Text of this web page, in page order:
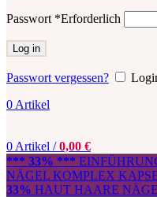
Passwort *Erforderlich
Log in
Passwort vergessen?
0 Artikel
0 Artikel / 0,00 €
*** 33% ***
NÄGEL KOMPLEX
33% HAUT HAARE